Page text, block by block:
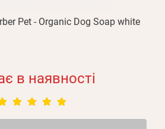
Pet - Organic Dog Soap white
в наявності